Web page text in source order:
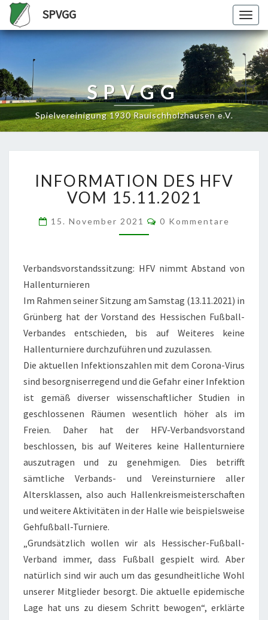
SPVGG
SPVGG
Spielvereinigung 1930 Rauischholzhausen e.V.
DES
HFV
VOM
15.11.2021
INFORMATION DES HFV
VOM 15.11.2021
15. November 2021 Kommentare
0 Kommentare
Verbandsvorstandssitzung: HFV nimmt Abstand von
Hallenturnieren
Im Rahmen seiner Sitzung am Samstag (13.11.2021) in
Grünberg hat der Vorstand des Hessischen Fußball-
Verbandes entschieden, bis auf Weiteres keine
Hallenturniere durchzuführen und zuzulassen.
Die aktuellen Infektionszahlen mit dem Corona-Virus
sind besorgniserregend und die Gefahr einer Infektion
ist gemäß diverser wissenschaftlicher Studien in
geschlossenen Räumen wesentlich höher als im
Freien. Daher hat der HFV-Verbandsvorstand
beschlossen, bis auf Weiteres keine Hallenturniere
auszutragen und zu genehmigen. Dies betrifft
sämtliche Verbands- und Vereinsturniere aller
Altersklassen, also auch Hallenkreismeisterschaften
und weitere Aktivitäten in der Halle wie beispielsweise
Gehfußball-Turniere.
„Grundsätzlich wollen wir als Hessischer-Fußball-
Verband immer, dass Fußball gespielt wird. Aber
natürlich sind wir auch um das gesundheitliche Wohl
unserer Mitglieder besorgt. Die aktuelle epidemische
Lage hat uns zu diesem Schritt bewogen“, erklärte